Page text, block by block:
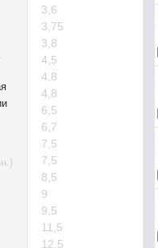
3,6
3,75
3,8
4,5
4,8
4,8
6,5
6,7
7,5
7,5
8,5
9
9,5
11,5
12,5